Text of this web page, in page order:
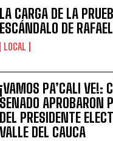
LA CARGA DE LA
ESCÁNDALO DE
LOCAL
¡VAMOS PA’CALI VE!:
SENADO APROBARON
DEL PRESIDENTE
VALLE DEL CAUCA